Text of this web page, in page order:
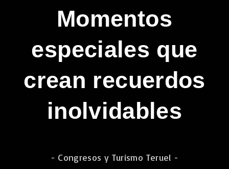
Momentos
especiales que
crean recuerdos
inolvidables
- Congresos y Turismo Teruel -